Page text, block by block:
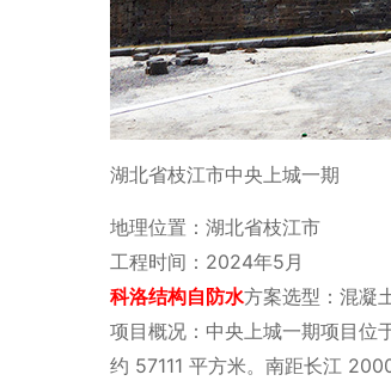
湖北省枝江市中央上城一期
地理位置：湖北省枝江市
工程时间：2024年5月
科洛结构自防水方案选型：混凝
项目概况：中央上城一期项目位
约 57111 平方米。南距长江